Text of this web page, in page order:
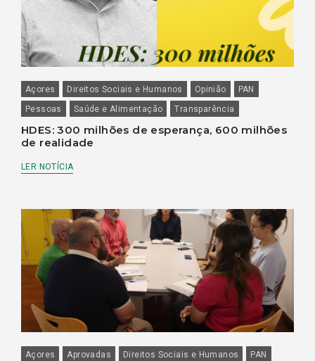
Açores Direitos Sociais e Humanos Opinião
PAN
Pessoas
Saúde e Alimentação Transparência
HDES: 300 milhões de esperança, 600 milhões
de realidade
LER NOTÍCIA
Açores Aprovadas Direitos Sociais e Humanos
PAN